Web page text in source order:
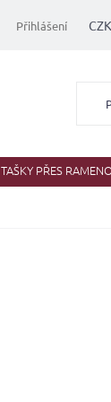
CZK
Přihlášení
TAŠKY PŘES